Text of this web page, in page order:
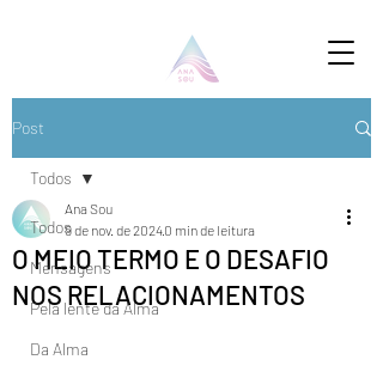
Post
Todos
Mensagens
Pela lente da Alma
Da Alma
Todos
O MEIO TERMO E O DESAFIO
NOS RELACIONAMENTOS
Ana Sou
9 de nov. de 20240 min de leitura